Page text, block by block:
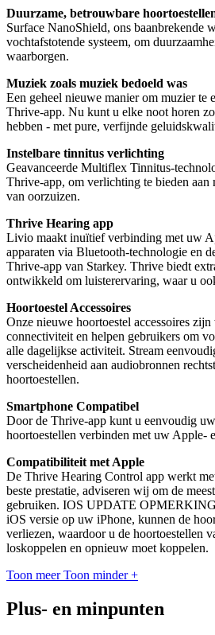
Duurzame, betrouwbare
Surface NanoShield, ons baanbrekende
vochtafstotende systeem, om
waarborgen.
Muziek zoals muziek bedoeld was
Een geheel nieuwe manier om muzier te
Thrive-app. Nu kunt u elke noot horen
hebben - met pure, verfijnde
Instelbare tinnitus verlichting
Geavanceerde Multiflex Tinnitus-
Thrive-app, om verlichting te bieden aan
van oorzuizen.
Thrive Hearing app
Livio maakt inuïtief verbinding met uw
apparaten via Bluetooth-technologie en
Thrive-app van Starkey. Thrive biedt
ontwikkeld om luisterervaring, waar u
Hoortoestel Accessoires
Onze nieuwe hoortoestel accessoires
connectiviteit en helpen gebruikers om
alle dagelijkse activiteit. Stream
verscheidenheid aan audiobronnen
hoortoestellen.
Smartphone Compatibel
Door de Thrive-app kunt u eenvoudig
hoortoestellen verbinden met uw Apple-
Compatibiliteit met Apple
De Thrive Hearing Control app werkt
beste prestatie, adviseren wij om de
gebruiken. IOS UPDATE
iOS versie op uw iPhone, kunnen de
verliezen, waardoor u de hoortoestellen
loskoppelen en opnieuw moet koppelen.
Toon meer Toon minder +
Plus- en minpunten